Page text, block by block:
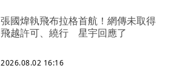
張國煒執飛布拉格首航！網傳未取得
飛越許可、繞行 星宇回應了
2026.08.02 16:16